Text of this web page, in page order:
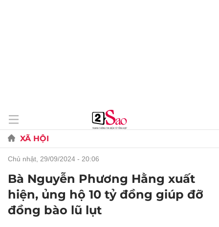
XÃ HỘI
chủ nhật, 29/09/2024 - 20:06
Bà Nguyễn Phương Hằng xuất
hiện, ủng hộ 10 tỷ đồng giúp đỡ
đồng bào lũ lụt